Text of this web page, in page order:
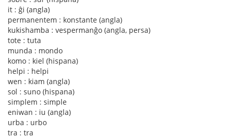
it : ĝi (angla)
permanentem : konstante (angla)
kukishamba : vespermanĝo (angla, persa)
tote : tuta
munda : mondo
komo : kiel (hispana)
helpi : helpi
wen : kiam (angla)
sol : suno (hispana)
simplem : simple
eniwan : iu (angla)
urba : urbo
tra : tra